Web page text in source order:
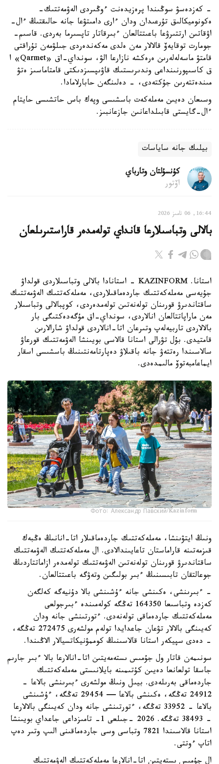
- كەزدەسۋ سوڭىندا پرەزيدەنت ءوڭىردى الەۋمەتتىك-
ەكونوميكالىق تۇرعىدان ودان ءارى دامىتۋعا جانە حالىقتىڭ ءال-
اۋقاتىن ارتتىرۋعا باعىتتالعان ءبىرقاتار تاپسىرما بەردى. قاسىم-
جومارت توقايەۆ قالالار مەن ەلدى مەكەندەردى جىلۋمەن تۇراقتى
قامتۋ ماسەلەلەرىن ەرەكشە نازارعا الۋ، سونداي-اق «Qarmet» ا
ق كاسىپورنىنداعى وندىرىستىك قاۋىپسىزدىكتى قامتاماسىز ەتۋ
مىندەتتەرىن جۇكتەدى، - دەلىنگەن حابارلامادا.
وسىعان دەيىن مەملەكەت باسشىسى وپەك باس حاتشىسى حايتام
ءال-گايستى قابىلداعانىن جازعانبىز.
بيلىك جانە ساياسات
كۇنسۇلتان وتارباي
اۆتور
16:44, 06 تامىز 2026
بالالى وتباسىلارعا قانداي تولەمدەر قاراستىرىلعان
استانا. KAZINFORM - استانادا بالالى وتباسىلاردى قولداۋ
جۇيەسى مەملەكەتتىك جاردەماقىلاردى، مەملەكەتتىك الەۋمەتتىك
ساقتاندىرۋ قورىنان تولەنەتىن تولەمدەردى، كوپبالالى وتباسىلار
مەن ماراپاتتالعان انالاردى، سونداي-اق مۇگەدەكتىگى بار
بالالاردى تاربيەلەپ وتىرعان اتا-انالاردى قولداۋ شارالارىن
قامتيدى. بۇل تۋرالى استانا قالاسى بويىنشا الەۋمەتتىك قورعاۋ
سالاسىندا رەتتەۋ جانە باقىلاۋ دەپارتامەنتىنىڭ باسشىسى اسقار
ايماعامبەتوۆ مالىمدەدى.
Фото: Александр Павский/Kazinform
ونىڭ ايتۋىنشا، مەملەكەتتىك جاردەماقىلار اتا-انانىڭ ەڭبەك
قىزمەتىنە قاراماستان تاعايىندالادى. ال مەملەكەتتىك الەۋمەتتىك
ساقتاندىرۋ قورىنان تولەنەتىن الەۋمەتتىك تولەمدەر ازاماتتاردىڭ
جوعالتقان تابىسىنىڭ ءبىر بولىگىن وتەۋگە باعىتتالعان.
- ءبىرىنشى، ەكىنشى جانە ءۇشىنشى بالا دۇنيەگە كەلگەن
كەزدە وتباسىعا 164350 تەڭگە كولەمىندە ءبىرجولعى
مەملەكەتتىك جاردەماقى تولەنەدى. ءتورتىنشى جانە ودان
كەيىنگى بالالار تۋعان جاعدايدا تولەم مولشەرى 272475 تەڭگە،
- دەدى سپيكەر استانا قالاسىنىڭ كوممۋنيكاتسيالار الاڭىندا.
سونىمەن قاتار ول جۇمىس ىستەمەيتىن اتا-انالارعا بالا ءبىر جارىم
جاسقا تولعانعا دەيىن كۇتىمىنە بايلانىستى مەملەكەتتىك
جاردەماقى بەرىلەدى. بيىل ونىڭ مولشەرى ءبىرىنشى بالاعا -
24912 تەڭگە، ەكىنشى بالاعا — 29454 تەڭگە، ءۇشىنشى
بالاعا - 33952 تەڭگە، ءتورتىنشى جانە ودان كەيىنگى بالالارعا
- 38493 تەڭگە. 2026 -جىلعى 1- تامىزداعى جاعداي بويىنشا
استانا قالاسىندا 7821 وتباسى وسى جاردەماقىنى الىپ وتىر دەپ
اتاپ ءوتتى.